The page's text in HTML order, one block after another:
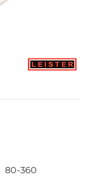
80-360